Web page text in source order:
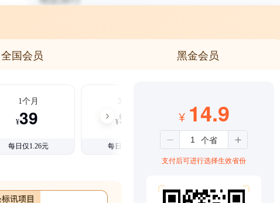
全国会员 黑金会员
1个月
¥39
每日仅1.26元
3个月
¥99
每日仅1.08元
¥ 14.9
支付后可进行选择生效省份